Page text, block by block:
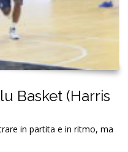
Basket (Harris
in partita e in ritmo, ma